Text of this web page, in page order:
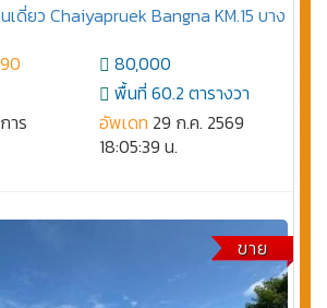
นเดี่ยว Chaiyapruek Bangna KM.15 บาง
าร
80,000
พื้นที่ 60.2 ตารางวา
อัพเดท 29 ก.ค. 2569
18:05:39 น.
ขาย